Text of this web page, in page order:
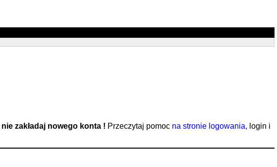
nie zakładaj nowego konta ! Przeczytaj pomoc na stronie logowania, login i